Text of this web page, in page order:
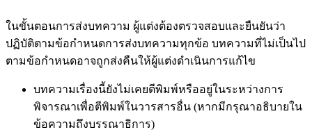
ในขั้นตอนการส่งบทความ ผู้แต่งต้องตรวจสอบและยืนยันว่า
ปฏิบัติตามข้อกำหนดการส่งบทความทุกข้อ บทความที่ไม่เป็นไป
ตามข้อกำหนดอาจถูกส่งคืนให้ผู้แต่งดำเนินการแก้ไข
บทความเรื่องนี้ยังไม่เคยตีพิมพ์หรืออยู่ในระหว่างการ
พิจารณาเพื่อตีพิมพ์ในวารสารอื่น (หากมีกรุณาอธิบายใน
ข้อความถึงบรรณาธิการ)